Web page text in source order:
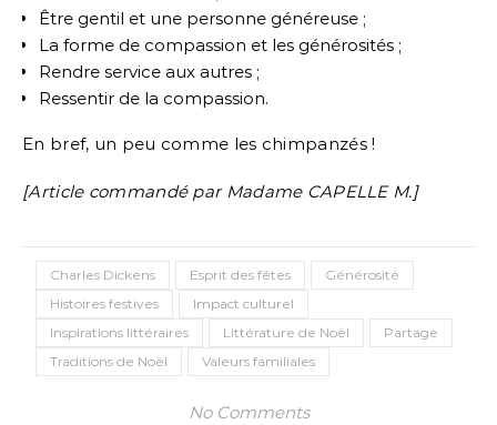
Être gentil et une personne généreuse ;
La forme de compassion et les générosités ;
Rendre service aux autres ;
Ressentir de la compassion.
En bref, un peu comme les chimpanzés !
[Article commandé par Madame CAPELLE M.]
Charles Dickens Esprit des fêtes
Générosité
Histoires festives
Impact culturel
Inspirations littéraires
Littérature de Noël
Partage
Traditions de Noël
Valeurs familiales
No Comments